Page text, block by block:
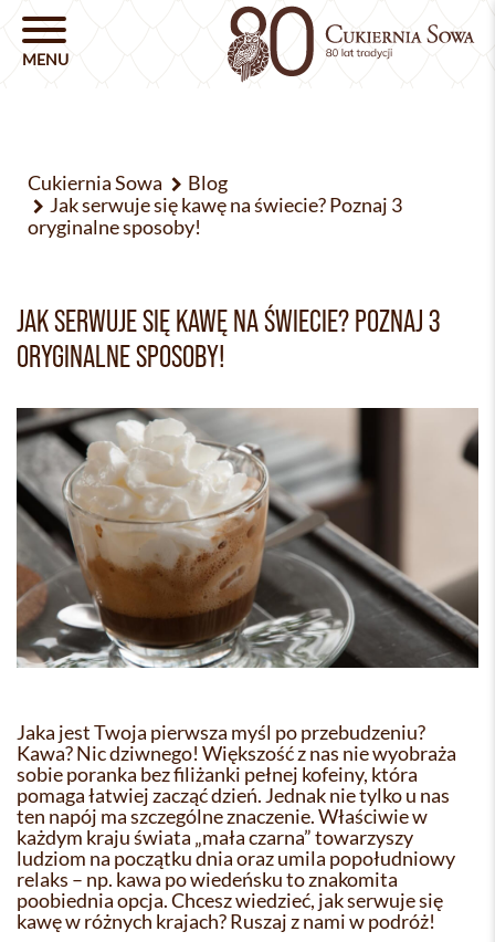
Cukiernia Sowa
Blog
Jak serwuje się kawę na świecie? Poznaj 3
oryginalne sposoby!
JAK SERWUJE SIĘ KAWĘ NA ŚWIECIE? POZNAJ 3
ORYGINALNE SPOSOBY!
Jaka jest Twoja pierwsza myśl po przebudzeniu?
Kawa? Nic dziwnego! Większość z nas nie wyobraża
sobie poranka bez filiżanki pełnej kofeiny, która
pomaga łatwiej zacząć dzień. Jednak nie tylko u nas
ten napój ma szczególne znaczenie. Właściwie w
każdym kraju świata „mała czarna” towarzyszy
ludziom na początku dnia oraz umila popołudniowy
relaks – np. kawa po wiedeńsku to znakomita
poobiednia opcja. Chcesz wiedzieć, jak serwuje się
kawę w różnych krajach? Ruszaj z nami w podróż!